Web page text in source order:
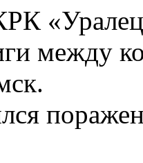
между